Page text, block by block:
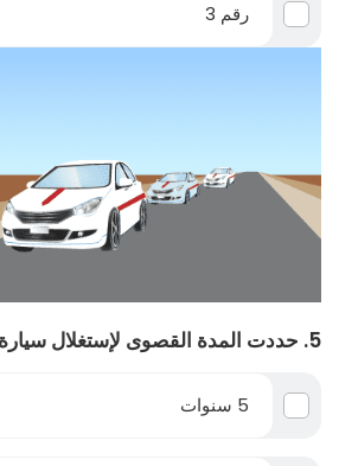
رقم 3
5. حددت المدة القصوى لإستغلال سيارة أجرة لواج ب:
5 سنوات